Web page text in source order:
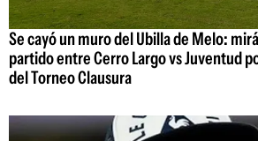
Se cayó un muro del Ubilla de Melo:
partido entre Cerro Largo vs Juventud
del Torneo Clausura